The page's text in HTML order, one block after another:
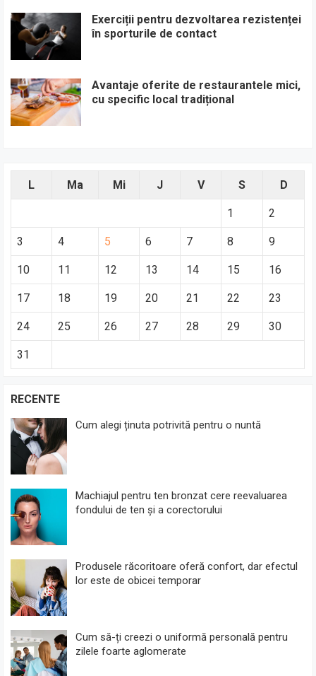
Exerciții pentru dezvoltarea rezistenței
în sporturile de contact
Avantaje oferite de restaurantele mici,
cu specific local tradițional
L Ma Mi J V S D
1 2
3 4 5 6 7 8 9
10 11 12 13 14 15 16
17 18 19 20 21 22 23
24 25 26 27 28 29 30
31
RECENTE
Cum alegi ținuta potrivită pentru o nuntă
Machiajul pentru ten bronzat cere reevaluarea
fondului de ten și a corectorului
Produsele răcoritoare oferă confort, dar efectul
lor este de obicei temporar
Cum să-ți creezi o uniformă personală pentru
zilele foarte aglomerate